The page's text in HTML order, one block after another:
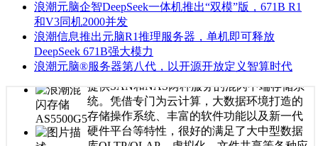
浪潮元脑企智DeepSeek一体机推出“双模”版，671B R1
和V3同机2000并发
浪潮信息推出元脑R1推理服务器，单机即可释放
DeepSeek 671B强大模力
浪潮元脑®服务器第八代，以开源开放定义智算时代
浪潮混闪存储AS5500G5
AS5500G5是一款定位于中大型企业，可同时
提供SAN和NAS两种服务的混闪中端存储系
统。凭借专门为云计算，大数据环境打造的
存储操作系统、丰富的软件功能以及新一代
硬件平台等特性，很好的满足了大中型数据